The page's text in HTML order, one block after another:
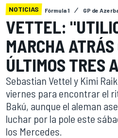
NOTICIAS Fórmula 1 GP de
VETTEL:
MARCHA
ÚLTIMOS TRES
Sebastian Vettel y Kimi
viernes para encontrar el
Bakú, aunque el aleman
luchar por la pole este
los Mercedes.